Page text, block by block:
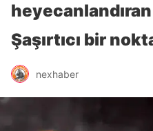
Şaşırtıcı bir
nexhaber